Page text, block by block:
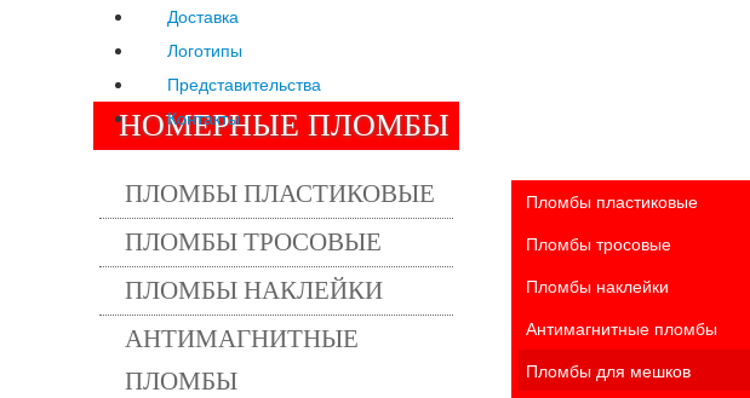
Доставка
Логотипы
Представительства
Контакты
НОМЕРНЫЕ ПЛОМБЫ
ПЛОМБЫ ПЛАСТИКОВЫЕ
ПЛОМБЫ ТРОСОВЫЕ
ПЛОМБЫ НАКЛЕЙКИ
АНТИМАГНИТНЫЕ
ПЛОМБЫ
Пломбы пластиковые
Пломбы тросовые
Пломбы наклейки
Антимагнитные пломбы
Пломбы для мешков